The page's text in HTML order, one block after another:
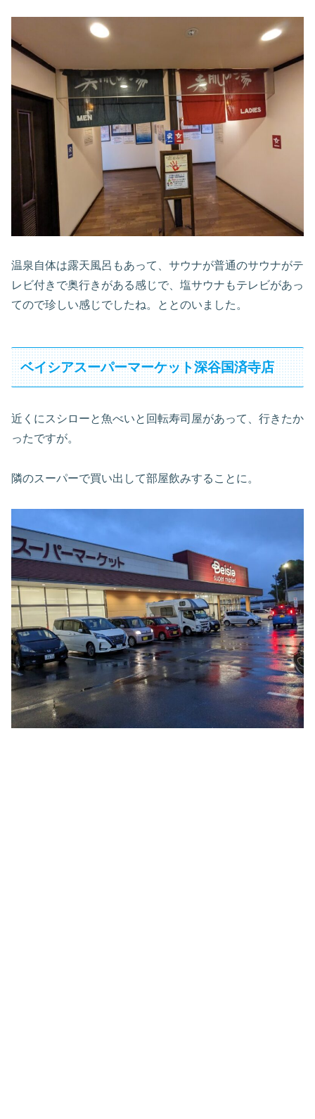
温泉自体は露天風呂もあって、サウナが普通のサウナがテ
レビ付きで奥行きがある感じで、塩サウナもテレビがあっ
てので珍しい感じでしたね。ととのいました。
ベイシアスーパーマーケット深谷国済寺店
近くにスシローと魚べいと回転寿司屋があって、行きたか
ったですが。
隣のスーパーで買い出して部屋飲みすることに。